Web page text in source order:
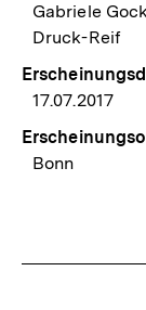
Gabriele
Druck-Reif
17.07.2017
Bonn